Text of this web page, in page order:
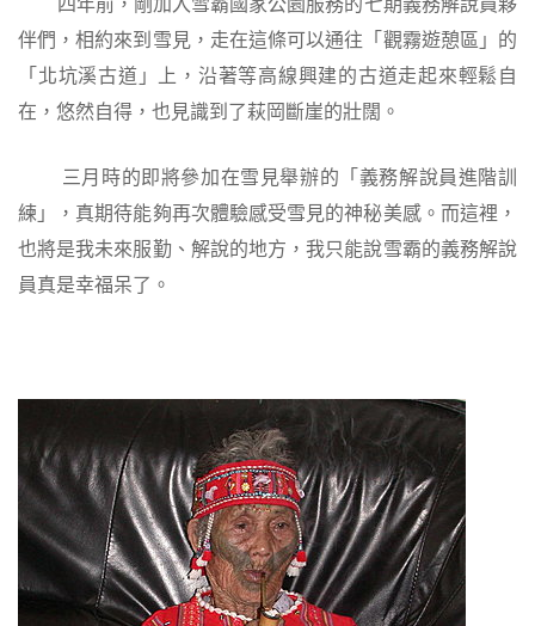
伴們，相約來到雪見，走在這條可以通往「觀霧遊憩區」的
「北坑溪古道」上，沿著等高線興建的古道走起來輕鬆自
在，悠然自得，也見識到了萩岡斷崖的壯闊。
三月時的即將參加在雪見舉辦的「義務解說員進階訓
練」，真期待能夠再次體驗感受雪見的神秘美感。而這裡，
也將是我未來服勤、解說的地方，我只能說雪霸的義務解說
員真是幸福呆了。